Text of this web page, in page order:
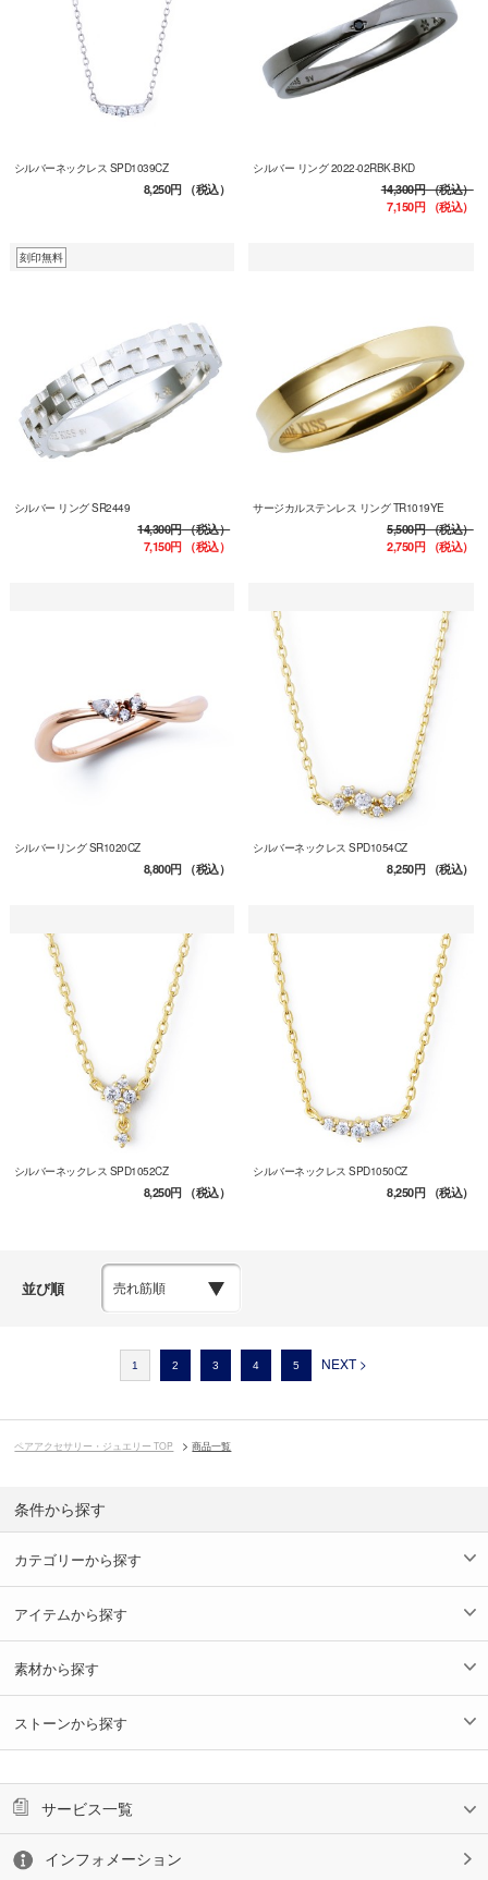
シルバーネックレス SPD1039CZ
8,250円（税込）
シルバー リング 2022-02RBK-BKD
14,300円（税込）
7,150円（税込）
刻印無料
シルバー リング SR2449
14,300円（税込）
7,150円（税込）
サージカルステンレス リング TR1019YE
5,500円（税込）
2,750円（税込）
シルバーリング SR1020CZ
8,800円（税込）
シルバーネックレス SPD1054CZ
8,250円（税込）
シルバーネックレス SPD1052CZ
8,250円（税込）
シルバーネックレス SPD1050CZ
8,250円（税込）
並び順
1 2 3 4 5 NEXT >
ペアアクセサリー・ジュエリー TOP 商品一覧
条件から探す
カテゴリーから探す
アイテムから探す
素材から探す
ストーンから探す
サービス一覧
インフォメーション